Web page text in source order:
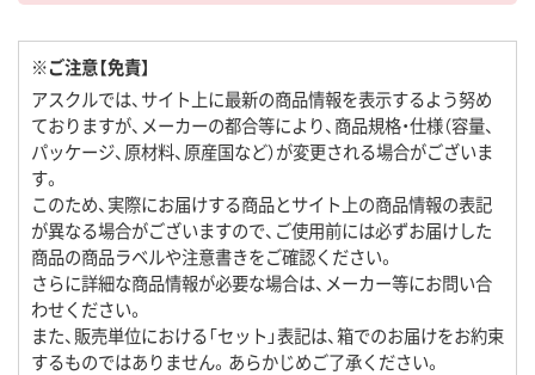
※ご注意【免責】
アスクルでは、サイト上に最新の商品情報を表示するよう努め
ておりますが、メーカーの都合等により、商品規格・仕様（容量、
パッケージ、原材料、原産国など）が変更される場合がございま
す。
このため、実際にお届けする商品とサイト上の商品情報の表記
が異なる場合がございますので、ご使用前には必ずお届けした
商品の商品ラベルや注意書きをご確認ください。
さらに詳細な商品情報が必要な場合は、メーカー等にお問い合
わせください。
また、販売単位における「セット」表記は、箱でのお届けをお約束
するものではありません。あらかじめご了承ください。